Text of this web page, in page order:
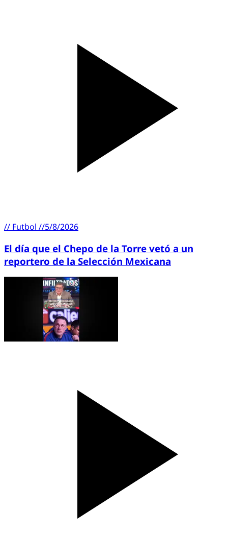
// Futbol //5/8/2026
El día que el Chepo de la Torre vetó a un
reportero de la Selección Mexicana